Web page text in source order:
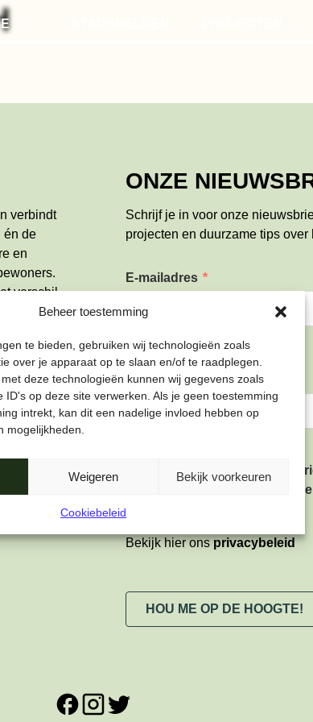
Beheer toestemming
te bieden, gebruiken wij technologieën zoals
over je apparaat op te slaan en/of te raadplegen.
deze technologieën kunnen wij gegevens zoals
ID's op deze site verwerken. Als je geen toestemming
intrekt, kan dit een nadelige invloed hebben op
mogelijkheden.
Weigeren Bekijk voorkeuren
Cookiebeleid
verbindt
én de
en
verschil
wat wij
ONZE
Schrijf je in voor onze
projecten en duurzame tips
E-mailadres *
Naam *
Voornaam
Ja, ik wil graag de
verwerking van mijn
Bekijk hier onsprivacybeleid